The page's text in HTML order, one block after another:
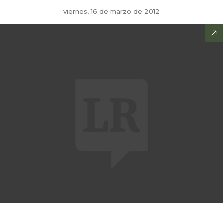
viernes, 16 de marzo de 2012